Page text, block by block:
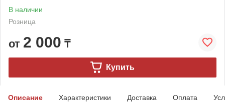
В наличии
Розница
от 2 000 ₸
Купить
Описание Характеристики Доставка Оплата